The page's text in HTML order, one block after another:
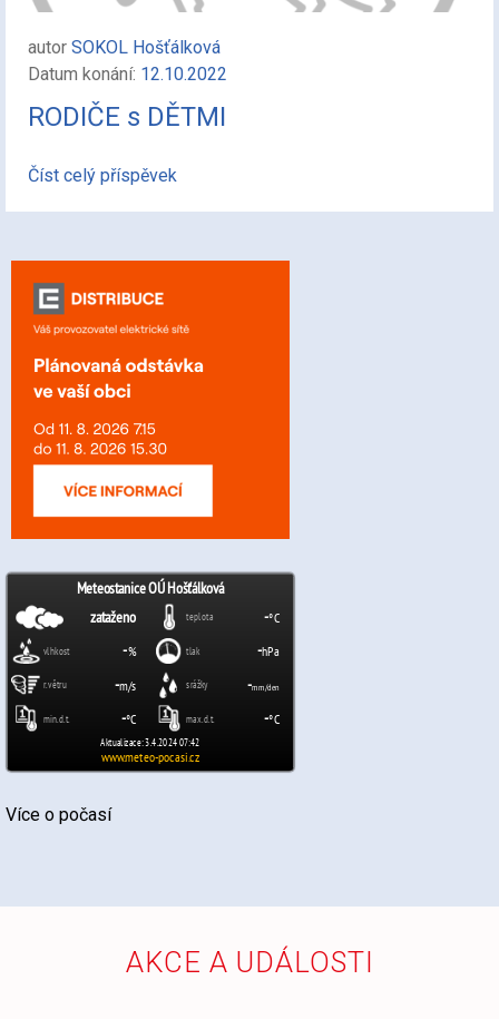
Více o počasí
autor SOKOL Hošťálková
Datum konání: 12.10.2022
RODIČE s DĚTMI
Číst celý příspěvek
AKCE A UDÁLOSTI